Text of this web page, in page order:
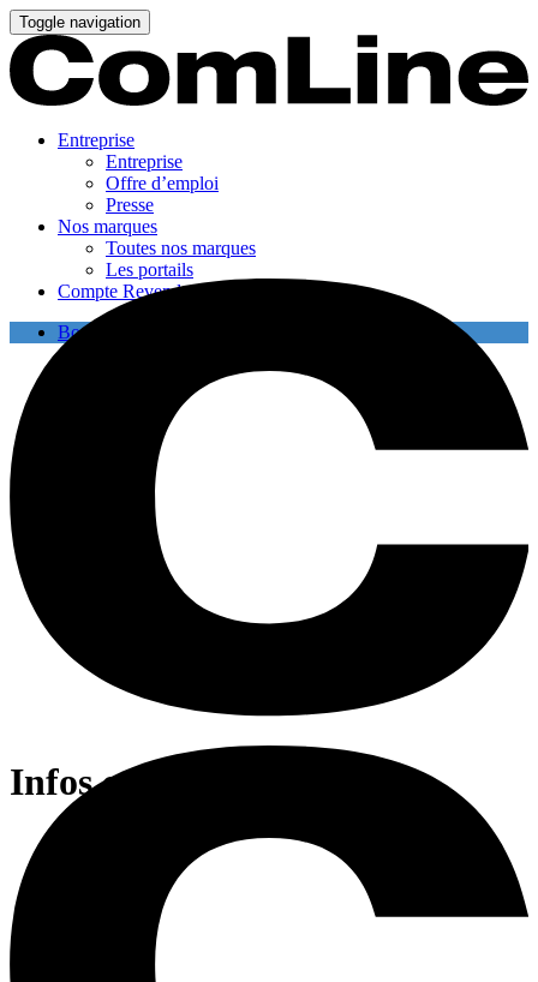
Toggle navigation
Entreprise
Entreprise
Offre d’emploi
Presse
Nos marques
Toutes nos marques
Les portails
Compte Revendeur
Boutique
Infos entreprise